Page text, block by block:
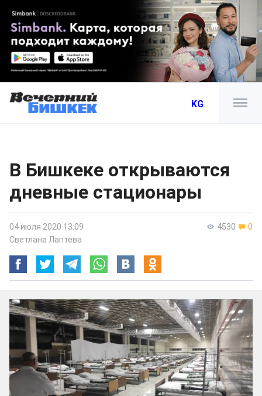
KG
В Бишкеке открываются
дневные стационары
4530 0
04 июля 2020 13:09
Светлана Лаптева